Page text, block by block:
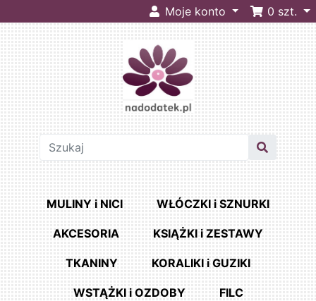
Moje konto 0 szt.
MULINY i NICI WŁÓCZKI i SZNURKI
AKCESORIA KSIĄŻKI i ZESTAWY
TKANINY KORALIKI i GUZIKI
WSTĄŻKI i OZDOBY FILC